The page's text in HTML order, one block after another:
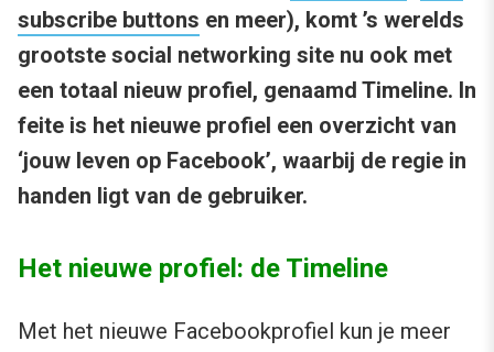
subscribe buttons en meer), komt ’s werelds
grootste social networking site nu ook met
een totaal nieuw profiel, genaamd Timeline. In
feite is het nieuwe profiel een overzicht van
‘jouw leven op Facebook’, waarbij de regie in
handen ligt van de gebruiker.
Het nieuwe profiel: de Timeline
Met het nieuwe Facebookprofiel kun je meer